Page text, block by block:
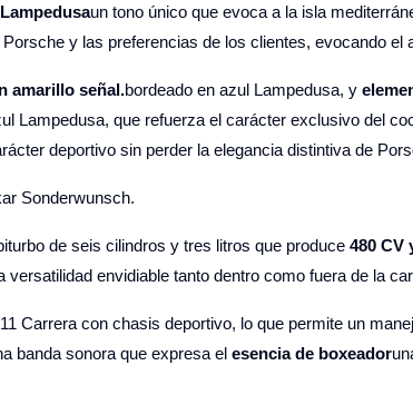
un tono único que evoca a la isla
y las preferencias de los clientes, evocando
amarillo señal.bordeado en azul Lampedusa, y
Lampedusa, que refuerza el carácter exclusivo del
deportivo sin perder la elegancia distintiva de
Sonderwunsch.
de seis cilindros y tres litros que produce 480 CV
versatilidad envidiable tanto dentro como fuera de la
Carrera con chasis deportivo, lo que permite un
banda sonora que expresa el esencia de boxeador